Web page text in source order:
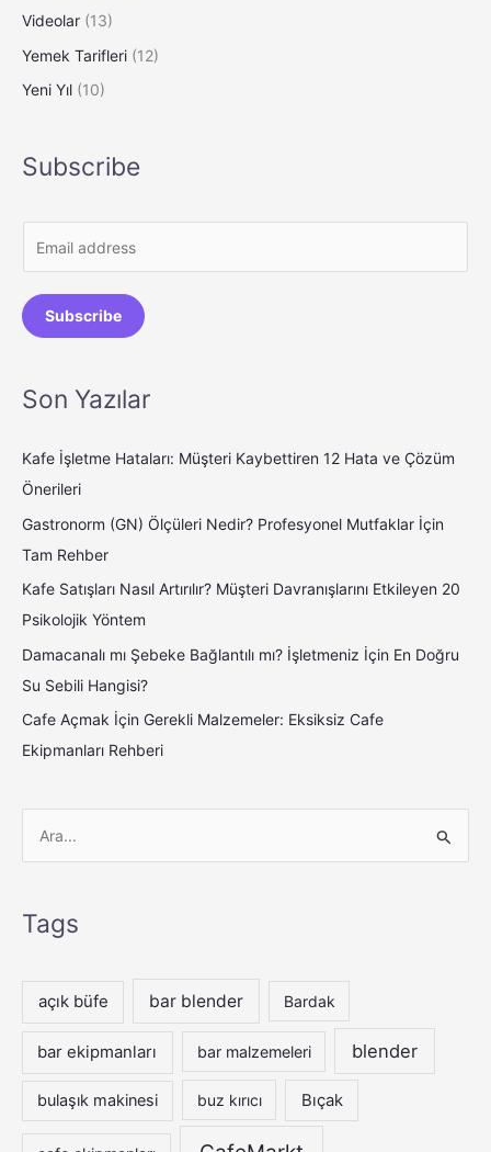
Videolar (13)
Yemek Tarifleri (12)
Yeni Yıl (10)
Subscribe
a
i
*
Subscribe
Son Yazılar
Kafe İşletme Hataları: Müşteri Kaybettiren 12 Hata ve Çözüm
Önerileri
Gastronorm (GN) Ölçüleri Nedir? Profesyonel Mutfaklar İçin
Tam Rehber
Kafe Satışları Nasıl Artırılır? Müşteri Davranışlarını Etkileyen 20
Psikolojik Yöntem
Damacanalı mı Şebeke Bağlantılı mı? İşletmeniz İçin En Doğru
Su Sebili Hangisi?
Cafe Açmak İçin Gerekli Malzemeler: Eksiksiz Cafe
Ekipmanları Rehberi
f
r
:
Tags
açık büfe bar blender Bardak
bar ekipmanları bar malzemeleri blender
bulaşık makinesi buz kırıcı Bıçak